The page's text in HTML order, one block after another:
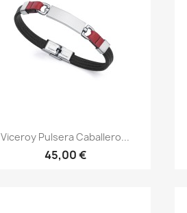
Vista rápida
Viceroy Pulsera Caballero...
45,00 €